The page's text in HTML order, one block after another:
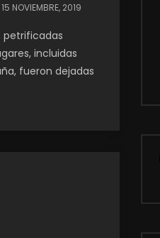
15 NOVIEMBRE, 2019
petrificadas
incluidas
fueron dejadas